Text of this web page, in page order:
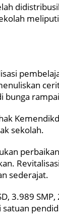
meliputi
bunga
sekolah.
sederajat.
3.989 SMP,
satuan